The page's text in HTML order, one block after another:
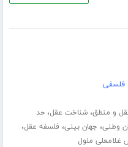
فلسفی
و منطق،شناخت عقل،حد
وطنی، جهان بینی، فلسفه عقل،
غلامعلی ملول